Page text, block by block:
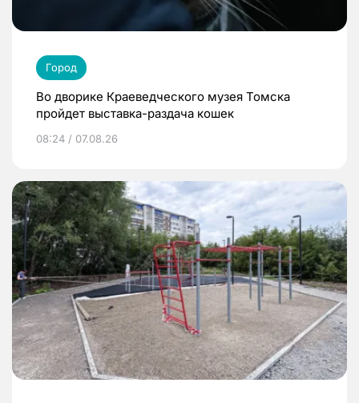
Город
Во дворике Краеведческого музея Томска
пройдет выставка-раздача кошек
08:24 / 07.08.26